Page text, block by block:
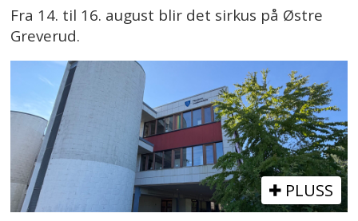
Fra 14. til 16. august blir det sirkus på Østre
Greverud.
PLUSS